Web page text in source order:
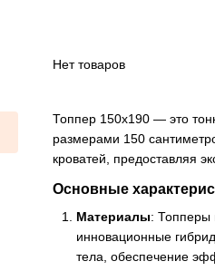
Топпер 150х190 — это
размерами 150
кроватей, предоставляя
Основные
Материалы: Топперы
инновационные
тела, обеспечение
Нет товаров